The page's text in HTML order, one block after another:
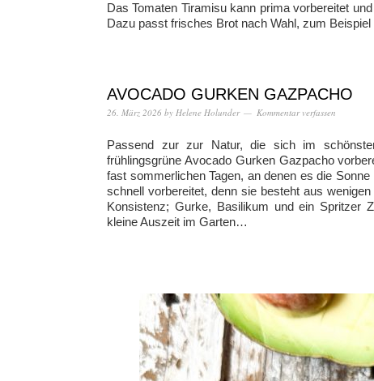
Das Tomaten Tiramisu kann prima vorbereitet
Dazu passt frisches Brot nach Wahl, zum Beispiel
AVOCADO GURKEN GAZPACHO
26. März 2026 by Helene Holunder Kommentar verfassen
Passend zur zur Natur, die sich im
frühlingsgrüne Avocado Gurken Gazpacho
fast sommerlichen Tagen, an denen es die
schnell vorbereitet, denn sie besteht aus
Konsistenz; Gurke, Basilikum und ein Spritzer
kleine Auszeit im Garten…